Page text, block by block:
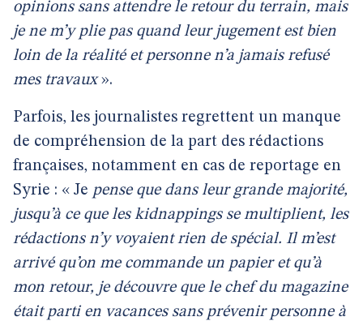
opinions sans attendre le retour du terrain, mais
je ne m’y plie pas quand leur jugement est bien
loin de la réalité et personne n’a jamais refusé
mes travaux».
Parfois, les journalistes regrettent un manque
de compréhension de la part des rédactions
françaises, notamment en cas de reportage en
Syrie : « Je pense que dans leur grande majorité,
jusqu’à ce que les kidnappings se multiplient, les
rédactions n’y voyaient rien de spécial. Il m’est
arrivé qu’on me commande un papier et qu’à
mon retour, je découvre que le chef du magazine
était parti en vacances sans prévenir personne à